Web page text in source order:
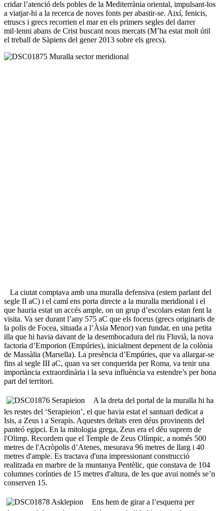
cridar l’atenció dels pobles de la Mediterrània oriental, impulsant-los
a viatjar-hi a la recerca de noves fonts per abastir-se. Així, fenicis,
etruscs i grecs recorrien el mar en els primers segles del darrer
mil·lenni abans de Crist buscant nous mercats (M’ha estat molt útil
el treball de Sàpiens del gener 2013 sobre els grecs).
La ciutat comptava amb una muralla defensiva (estem parlant del
segle II aC) i el camí ens porta directe a la muralla meridional i el
que hauria estat un accés ample, on un grup d’escolars estan fent la
visita. Va ser durant l’any 575 aC que els foceus (grecs originaris de
la polis de Focea, situada a l’Àsia Menor) van fundar, en una petita
illa que hi havia davant de la desembocadura del riu Fluvià, la nova
factoria d’Emporion (Empúries), inicialment depenent de la colònia
de Massàlia (Marsella). La presència d’Empúries, que va allargar-se
fins al segle III aC, quan va ser conquerida per Roma, va tenir una
importància extraordinària i la seva influència va estendre’s per bona
part del territori.
A la dreta del portal de la muralla hi ha
les restes del ‘Serapieion’, el que havia estat el santuari dedicat a
Isis, a Zeus i a Serapis. Aquestes deïtats eren déus provinents del
panteó egipci. En la mitologia grega, Zeus era el déu suprem de
l'Olimp. Recordem que el Temple de Zeus Olímpic, a només 500
metres de l'Acròpolis d’Atenes, mesurava 96 metres de llarg i 40
metres d'ample. Es tractava d'una impressionant construcció
realitzada en marbre de la muntanya Pentèlic, que constava de 104
columnes corínties de 15 metres d'altura, de les que avui només se’n
conserven 15.
Ens hem de girar a l’esquerra per